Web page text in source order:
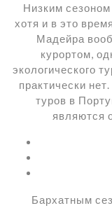
Низким
хотя и в это
Мадейра
курортом,
экологического
практически
туров в
являются
Бархатным